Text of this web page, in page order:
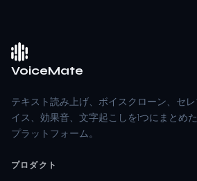
VoiceMate
テキスト読み上げ、ボイスクローン、セ
イス、効果音、文字起こしを1つにまとめ
プラットフォーム。
プロダクト